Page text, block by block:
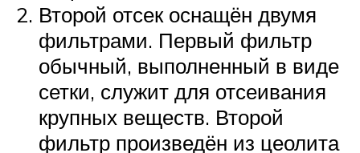
Второй отсек оснащён двумя
фильтрами. Первый фильтр
обычный, выполненный в виде
сетки, служит для отсеивания
крупных веществ. Второй
фильтр произведён из цеолита